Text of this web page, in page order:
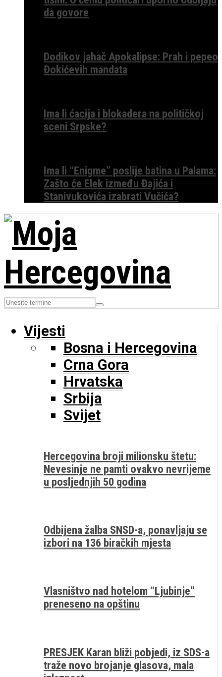
da govore
Dodikov jahač Apokalipse: Prah i pepeo
Đokićevih mandata
Ima li ćacija i blokadera na političkoj
sceni Srpske?
Ima li “Enigme” poslije batina u Palama:
Zašto će Elek između Đajića i
Stanivukovića izabrati Vučića?
Vijesti
Bosna i Hercegovina
Crna Gora
Hrvatska
Srbija
Svijet
Hercegovina broji milionsku štetu:
Nevesinje ne pamti ovakvo nevrijeme
u posljednjih 50 godina
Odbijena žalba SNSD-a, ponavljaju se
izbori na 136 biračkih mjesta
Vlasništvo nad hotelom “Ljubinje”
preneseno na opštinu
PRESJEK Karan bliži pobjedi, iz SDS-a
traže novo brojanje glasova, mala